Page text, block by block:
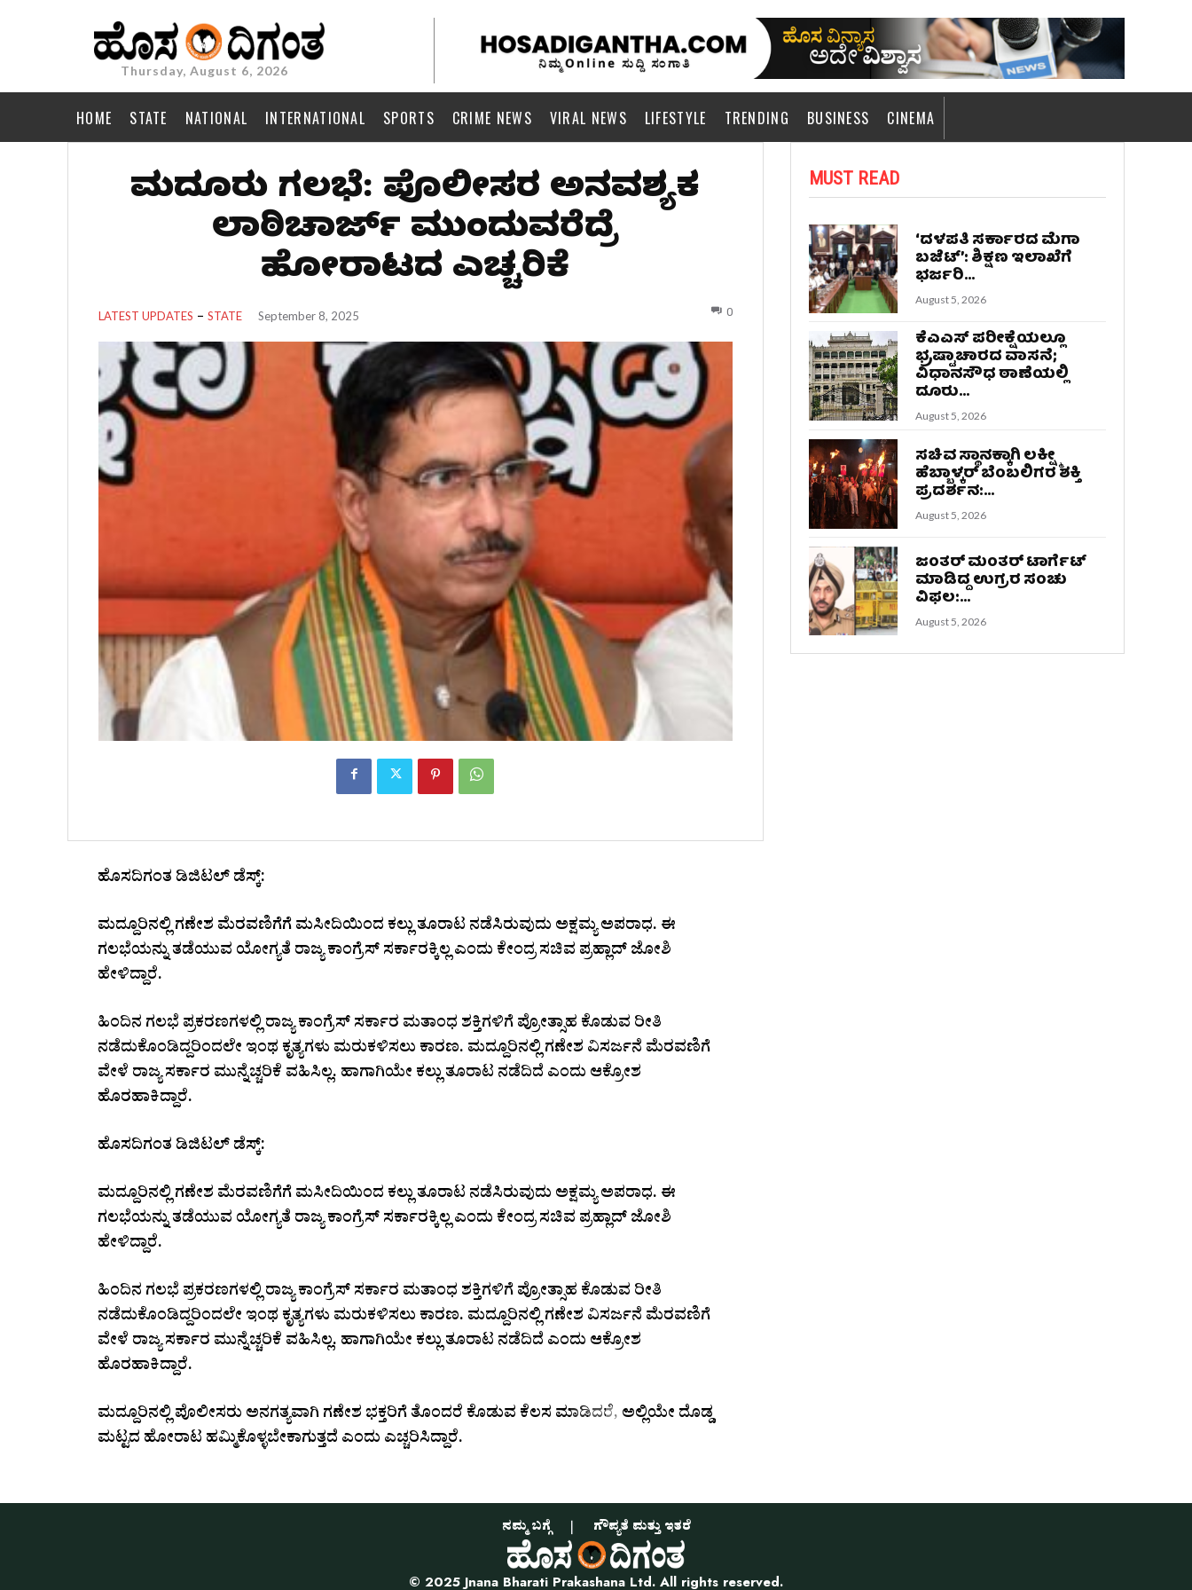
Thursday, August 6, 2026
HOME STATE NATIONAL INTERNATIONAL SPORTS CRIME NEWS VIRAL NEWS LIFESTYLE TRENDING BUSINESS CINEMA
ಮದ್ದೂರು ಗಲಭೆ: ಪೊಲೀಸರ ಅನವಶ್ಯಕ
ಲಾಠಿಚಾರ್ಜ್ ಮುಂದುವರೆದ್ರೆ
ಹೋರಾಟದ ಎಚ್ಚರಿಕೆ
LATEST UPDATES STATE September 8, 2025 0
ಹೊಸದಿಗಂತ ಡಿಜಿಟಲ್ ಡೆಸ್ಕ್:
ಮದ್ದೂರಿನಲ್ಲಿ ಗಣೇಶ ಮೆರವಣಿಗೆಗೆ ಮಸೀದಿಯಿಂದ ಕಲ್ಲು ತೂರಾಟ ನಡೆಸಿರುವುದು ಅಕ್ಷಮ್ಯ ಅಪರಾಧ. ಈ
ಗಲಭೆಯನ್ನು ತಡೆಯುವ ಯೋಗ್ಯತೆ ರಾಜ್ಯ ಕಾಂಗ್ರೆಸ್ ಸರ್ಕಾರಕ್ಕಿಲ್ಲ ಎಂದು ಕೇಂದ್ರ ಸಚಿವ ಪ್ರಹ್ಲಾದ್ ಜೋಶಿ
ಹೇಳಿದ್ದಾರೆ.
ಹಿಂದಿನ ಗಲಭೆ ಪ್ರಕರಣಗಳಲ್ಲಿ ರಾಜ್ಯ ಕಾಂಗ್ರೆಸ್ ಸರ್ಕಾರ ಮತಾಂಧ ಶಕ್ತಿಗಳಿಗೆ ಪ್ರೋತ್ಸಾಹ ಕೊಡುವ ರೀತಿ
ನಡೆದುಕೊಂಡಿದ್ದರಿಂದಲೇ ಇಂಥ ಕೃತ್ಯಗಳು ಮರುಕಳಿಸಲು ಕಾರಣ. ಮದ್ದೂರಿನಲ್ಲಿ ಗಣೇಶ ವಿಸರ್ಜನೆ ಮೆರವಣಿಗೆ
ವೇಳೆ ರಾಜ್ಯ ಸರ್ಕಾರ ಮುನ್ನೆಚ್ಚರಿಕೆ ವಹಿಸಿಲ್ಲ. ಹಾಗಾಗಿಯೇ ಕಲ್ಲು ತೂರಾಟ ನಡೆದಿದೆ ಎಂದು ಆಕ್ರೋಶ
ಹೊರಹಾಕಿದ್ದಾರೆ.
ಹೊಸದಿಗಂತ ಡಿಜಿಟಲ್ ಡೆಸ್ಕ್:
ಮದ್ದೂರಿನಲ್ಲಿ ಗಣೇಶ ಮೆರವಣಿಗೆಗೆ ಮಸೀದಿಯಿಂದ ಕಲ್ಲು ತೂರಾಟ ನಡೆಸಿರುವುದು ಅಕ್ಷಮ್ಯ ಅಪರಾಧ. ಈ
ಗಲಭೆಯನ್ನು ತಡೆಯುವ ಯೋಗ್ಯತೆ ರಾಜ್ಯ ಕಾಂಗ್ರೆಸ್ ಸರ್ಕಾರಕ್ಕಿಲ್ಲ ಎಂದು ಕೇಂದ್ರ ಸಚಿವ ಪ್ರಹ್ಲಾದ್ ಜೋಶಿ
ಹೇಳಿದ್ದಾರೆ.
ಹಿಂದಿನ ಗಲಭೆ ಪ್ರಕರಣಗಳಲ್ಲಿ ರಾಜ್ಯ ಕಾಂಗ್ರೆಸ್ ಸರ್ಕಾರ ಮತಾಂಧ ಶಕ್ತಿಗಳಿಗೆ ಪ್ರೋತ್ಸಾಹ ಕೊಡುವ ರೀತಿ
ನಡೆದುಕೊಂಡಿದ್ದರಿಂದಲೇ ಇಂಥ ಕೃತ್ಯಗಳು ಮರುಕಳಿಸಲು ಕಾರಣ. ಮದ್ದೂರಿನಲ್ಲಿ ಗಣೇಶ ವಿಸರ್ಜನೆ ಮೆರವಣಿಗೆ
ವೇಳೆ ರಾಜ್ಯ ಸರ್ಕಾರ ಮುನ್ನೆಚ್ಚರಿಕೆ ವಹಿಸಿಲ್ಲ. ಹಾಗಾಗಿಯೇ ಕಲ್ಲು ತೂರಾಟ ನಡೆದಿದೆ ಎಂದು ಆಕ್ರೋಶ
ಹೊರಹಾಕಿದ್ದಾರೆ.
ಮದ್ದೂರಿನಲ್ಲಿ ಪೊಲೀಸರು ಅನಗತ್ಯವಾಗಿ ಗಣೇಶ ಭಕ್ತರಿಗೆ ತೊಂದರೆ ಕೊಡುವ ಕೆಲಸ ಮಾಡಿದರೆ, ಅಲ್ಲಿಯೇ ದೊಡ್ಡ
ಮಟ್ಟದ ಹೋರಾಟ ಹಮ್ಮಿಕೊಳ್ಳಬೇಕಾಗುತ್ತದೆ ಎಂದು ಎಚ್ಚರಿಸಿದ್ದಾರೆ.
MUST READ
‘ದಳಪತಿ ಸರ್ಕಾರದ ಮೆಗಾ
ಬಜೆಟ್’: ಶಿಕ್ಷಣ ಇಲಾಖೆಗೆ
ಭರ್ಜರಿ...
August 5, 2026
ಕೆಎಎಸ್‌ ಪರೀಕ್ಷೆಯಲ್ಲೂ
ಭ್ರಷ್ಟಾಚಾರದ ವಾಸನೆ;
ವಿಧಾನಸೌಧ ಠಾಣೆಯಲ್ಲಿ
ದೂರು...
August 5, 2026
ಸಚಿವ ಸ್ಥಾನಕ್ಕಾಗಿ ಲಕ್ಷ್ಮೀ
ಹೆಬ್ಬಾಳ್ಕರ್ ಬೆಂಬಲಿಗರ ಶಕ್ತಿ
ಪ್ರದರ್ಶನ:...
August 5, 2026
ಜಂತರ್ ಮಂತರ್ ಟಾರ್ಗೆಟ್
ಮಾಡಿದ್ದ ಉಗ್ರರ ಸಂಚು
ವಿಫಲ:...
August 5, 2026
ನಮ್ಮ ಬಗ್ಗೆ ಗೌಪ್ಯತೆ ಮತ್ತು ಇತರೆ
© 2025 Jnana Bharati Prakashana Ltd. All rights reserved.